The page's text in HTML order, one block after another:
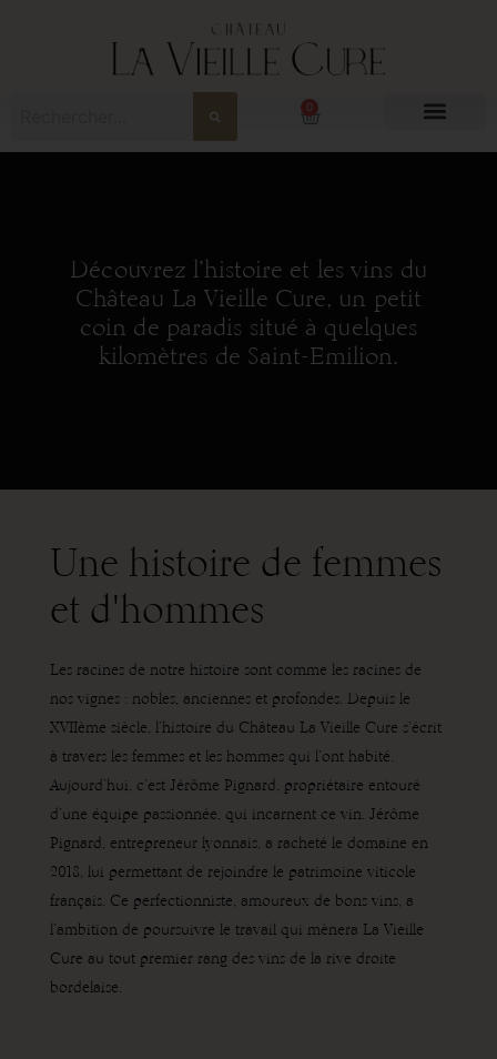
0
Découvrez l’histoire et les vins du
Château La Vieille Cure, un petit
coin de paradis situé à quelques
kilomètres de Saint-Emilion.
Une histoire de femmes
et d'hommes
Les racines de notre histoire sont comme les racines de
nos vignes : nobles, anciennes et profondes. Depuis le
XVIIème siècle, l’histoire du Château La Vieille Cure s’écrit
à travers les femmes et les hommes qui l’ont habité.
Aujourd’hui, c’est Jérôme Pignard, propriétaire entouré
d’une équipe passionnée, qui incarnent ce vin. Jérôme
Pignard, entrepreneur lyonnais, a racheté le domaine en
2018, lui permettant de rejoindre le patrimoine viticole
français. Ce perfectionniste, amoureux de bons vins, a
l’ambition de poursuivre le travail qui mènera La Vieille
Cure au tout premier rang des vins de la rive droite
bordelaise.